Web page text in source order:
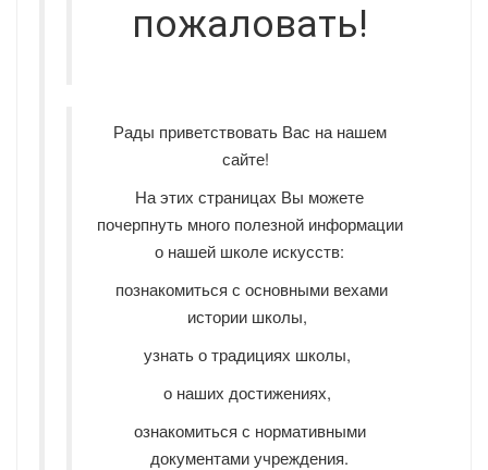
пожаловать!
Рады приветствовать Вас на нашем
сайте!
На этих страницах Вы можете
почерпнуть много полезной информации
о нашей школе искусств:
познакомиться с основными вехами
истории школы,
узнать о традициях школы,
о наших достижениях,
ознакомиться с нормативными
документами учреждения.